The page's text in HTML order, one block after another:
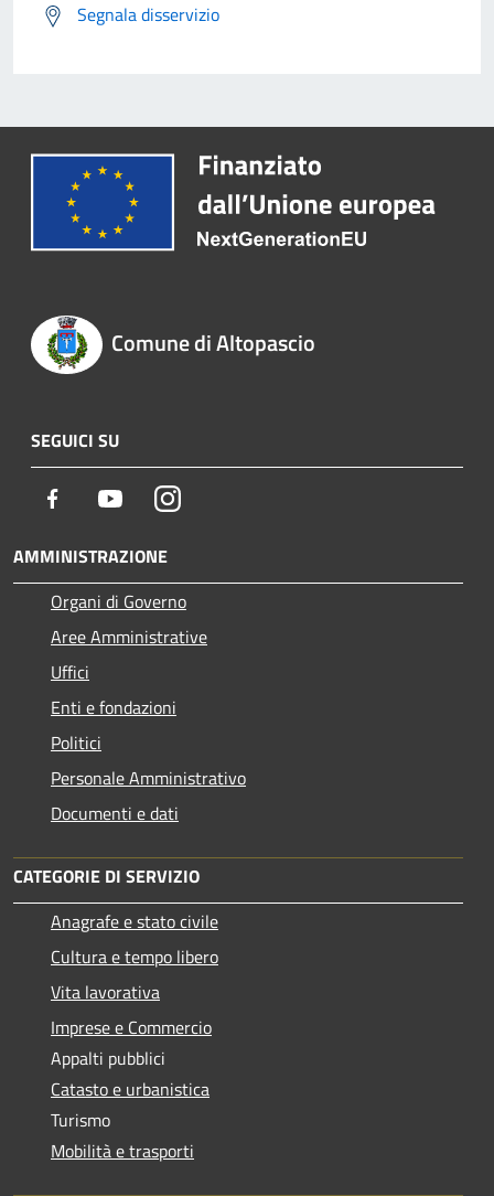
Segnala disservizio
Comune di Altopascio
SEGUICI SU
Facebook YoutubeInstagram
AMMINISTRAZIONE
Organi di Governo
Aree Amministrative
Uffici
Enti e fondazioni
Politici
Personale Amministrativo
Documenti e dati
CATEGORIE DI SERVIZIO
Anagrafe e stato civile
Cultura e tempo libero
Vita lavorativa
Imprese e Commercio
Appalti pubblici
Catasto e urbanistica
Turismo
Mobilità e trasporti